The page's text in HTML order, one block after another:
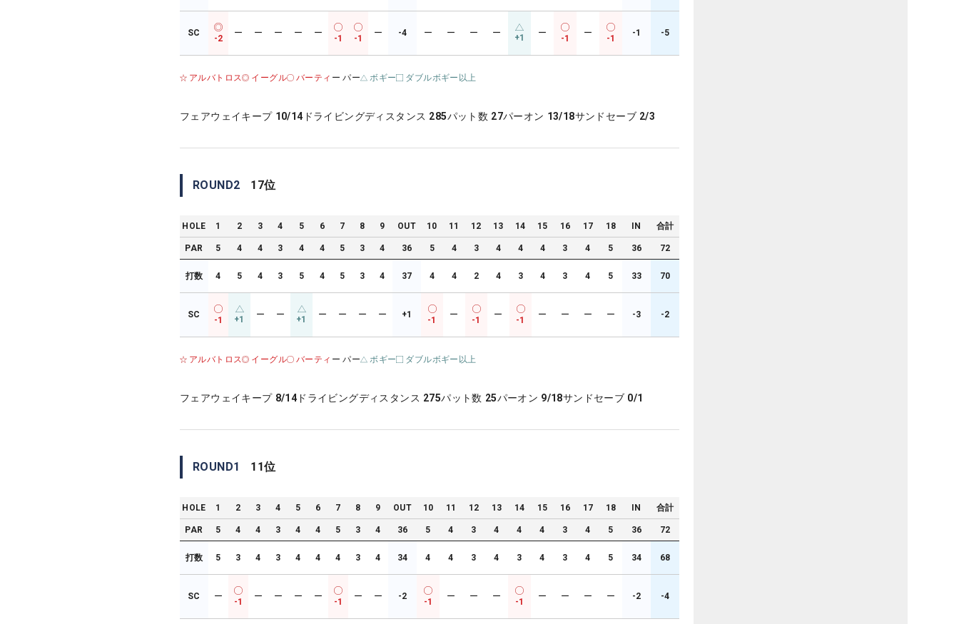
SC
-2
ー ー ー ー ー
-1 -1
ー -4 ー ー ー ー +1 ー
-1
ー
-1
-1 -5
アルバトロス イーグル バーティ ー パー ボギー ダブルボギー以上
フェアウェイキープ 10/14 ドライビングディスタンス 285パット数 27パーオン 13/18サンドセーブ 2/3
ROUND2 17位
HOLE 1 2 3 4 5 6 7 8 9 OUT 10 11 12 13 14 15 16 17 18 IN 合計
PAR 5 4 4 3 4 4 5 3 4 36 5 4 3 4 4 4 3 4 5 36 72
打数 4 5 4 3 5 4 5 3 4 37 4 4 2 4 3 4 3 4 5 33 70
SC
-1 +1 ー ー +1 ー ー ー ー +1
-1
ー
-1
ー
-1
ー ー ー ー -3 -2
アルバトロス イーグル バーティ ー パー ボギー ダブルボギー以上
フェアウェイキープ 8/14 ドライビングディスタンス 275パット数 25パーオン 9/18サンドセーブ 0/1
ROUND1 11位
HOLE 1 2 3 4 5 6 7 8 9 OUT 10 11 12 13 14 15 16 17 18 IN 合計
PAR 5 4 4 3 4 4 5 3 4 36 5 4 3 4 4 4 3 4 5 36 72
打数 5 3 4 3 4 4 4 3 4 34 4 4 3 4 3 4 3 4 5 34 68
SC ー
-1
ー ー ー ー
-1
ー ー -2
-1
ー ー ー
-1
ー ー ー ー -2 -4